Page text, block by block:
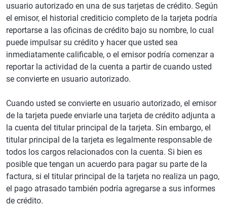
usuario autorizado en una de sus tarjetas de crédito. Según
el emisor, el historial crediticio completo de la tarjeta podría
reportarse a las oficinas de crédito bajo su nombre, lo cual
puede impulsar su crédito y hacer que usted sea
inmediatamente calificable, o el emisor podría comenzar a
reportar la actividad de la cuenta a partir de cuando usted
se convierte en usuario autorizado.
Cuando usted se convierte en usuario autorizado, el emisor
de la tarjeta puede enviarle una tarjeta de crédito adjunta a
la cuenta del titular principal de la tarjeta. Sin embargo, el
titular principal de la tarjeta es legalmente responsable de
todos los cargos relacionados con la cuenta. Si bien es
posible que tengan un acuerdo para pagar su parte de la
factura, si el titular principal de la tarjeta no realiza un pago,
el pago atrasado también podría agregarse a sus informes
de crédito.